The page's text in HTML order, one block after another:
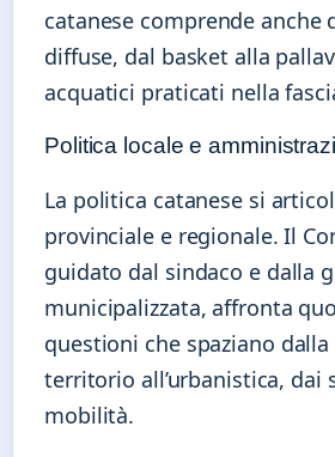
catanese comprende anche
diffuse, dal basket alla
acquatici praticati nella
Politica locale e
La politica catanese si
provinciale e regionale. Il
guidato dal sindaco e dalla
municipalizzata, affronta
questioni che spaziano
territorio all’urbanistica, dai
mobilità.